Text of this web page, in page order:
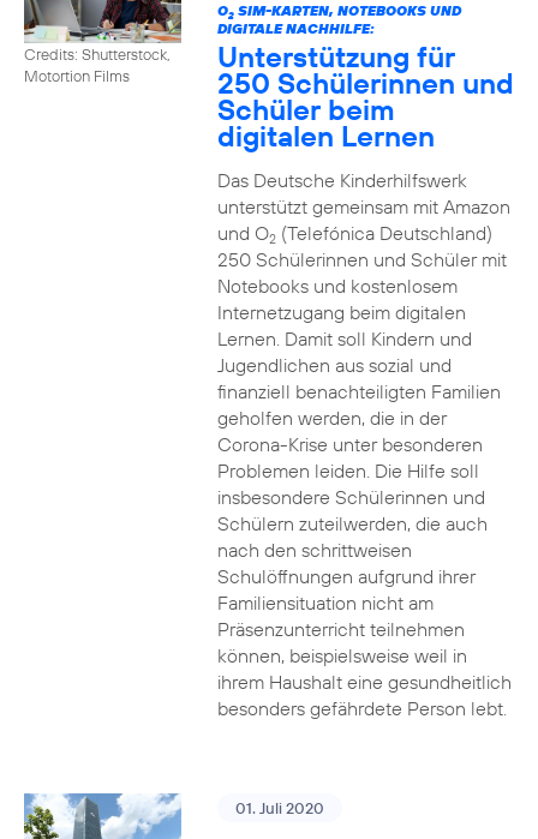
Credits: Shutterstock,
Motortion Films
O2SIM-KARTEN, NOTEBOOKS UND
DIGITALE NACHHILFE:
Unterstützung für
250 Schülerinnen und
Schüler beim
digitalen Lernen
Das Deutsche Kinderhilfswerk
unterstützt gemeinsam mit Amazon
und O2(Telefónica Deutschland)
250 Schülerinnen und Schüler mit
Notebooks und kostenlosem
Internetzugang beim digitalen
Lernen. Damit soll Kindern und
Jugendlichen aus sozial und
finanziell benachteiligten Familien
geholfen werden, die in der
Corona-Krise unter besonderen
Problemen leiden. Die Hilfe soll
insbesondere Schülerinnen und
Schülern zuteilwerden, die auch
nach den schrittweisen
Schulöffnungen aufgrund ihrer
Familiensituation nicht am
Präsenzunterricht teilnehmen
können, beispielsweise weil in
ihrem Haushalt eine gesundheitlich
besonders gefährdete Person lebt.
01. Juli 2020